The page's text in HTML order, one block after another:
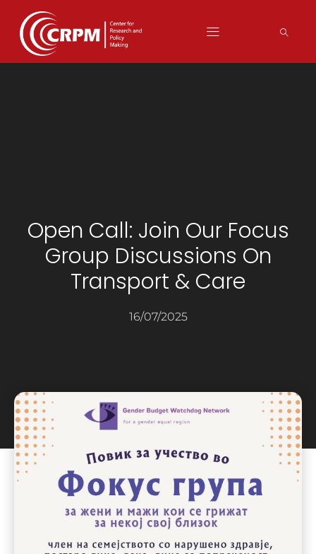
Open Call: Join Our Focus
Group Discussions On
Transport & Care
16/07/2025